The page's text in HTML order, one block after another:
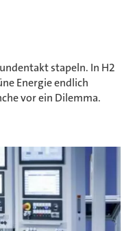
stapeln. In H2
Energie endlich
vor ein Dilemma.